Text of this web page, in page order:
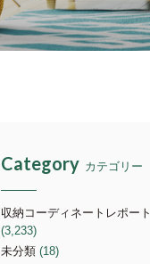
Category カテゴリー
収納コーディネートレポート
(3,233)
未分類 (18)